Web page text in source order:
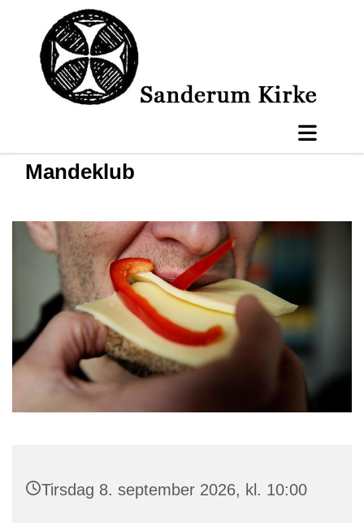
Mandeklub
Tirsdag 8. september 2026, kl. 10:00